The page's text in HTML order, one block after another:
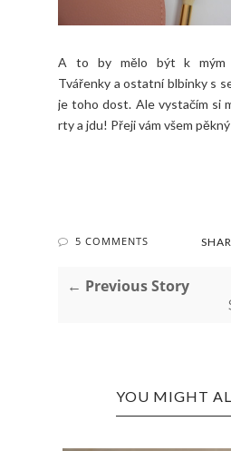
A to by mělo být k mým
Tvářenky a ostatní blbinky s
je toho dost. Ale vystačím si
rty a jdu! Přeji vám všem
5 COMMENTS
← Previous Story
YOU MIGHT